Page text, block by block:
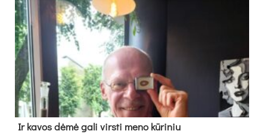
Ir ka­vos dė­mė ga­li virs­ti me­no kū­ri­niu